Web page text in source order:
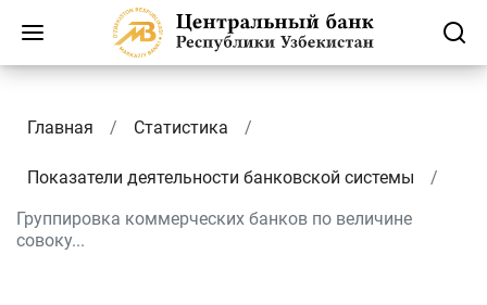
Главная Статистика
Показатели деятельности банковской системы
Группировка коммерческих банков по величине
совоку...